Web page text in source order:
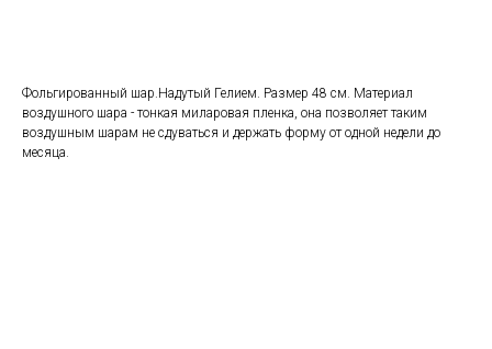
Фольгированный шар.Надутый Гелием. Размер 48 см. Материал
воздушного шара - тонкая миларовая пленка, она позволяет таким
воздушным шарам не сдуваться и держать форму от одной недели до
месяца.